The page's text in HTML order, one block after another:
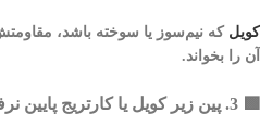
کویل که نیم‌سوز یا سوخته باشد،
آن را بخواند.
🟩 3. پین زیر کویل یا کارتریج پایین نرفته